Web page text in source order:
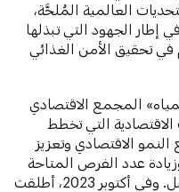
العالمية المُلحَّة،
الجهود التي تبذلها
في تحقيق الأمن الغذائي
المجمع الاقتصادي
التي تخطط
الاقتصادي وتعزيز
عدد الفرص المتاحة
في الصناعات التي تركز على المستقبل. وفي أكتوبر 2023، أطلقت